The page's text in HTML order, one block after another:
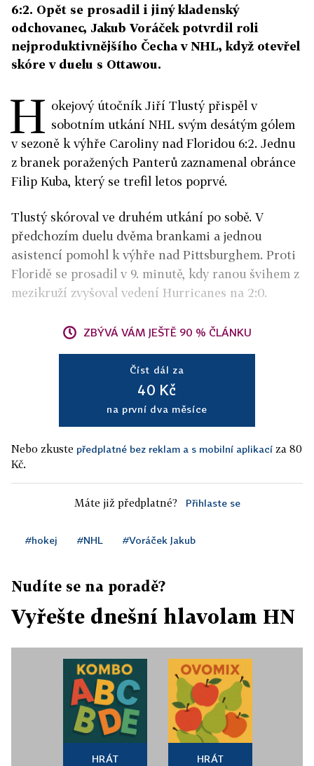
6:2. Opět se prosadil i jiný kladenský
odchovanec, Jakub Voráček potvrdil roli
nejproduktivnějšího Čecha v NHL, když otevřel
skóre v duelu s Ottawou.
H okejový útočník Jiří Tlustý přispěl v
sobotním utkání NHL svým desátým gólem
v sezoně k výhře Caroliny nad Floridou 6:2. Jednu
z branek poražených Panterů zaznamenal obránce
Filip Kuba, který se trefil letos poprvé.
Tlustý skóroval ve druhém utkání po sobě. V
předchozím duelu dvěma brankami a jednou
asistencí pomohl k výhře nad Pittsburghem. Proti
Floridě se prosadil v 9. minutě, kdy ranou švihem z
mezikruží zvyšoval vedení Hurricanes na 2:0.
ZBÝVÁ VÁM JEŠTĚ 90 % ČLÁNKU
Číst dál za
40 Kč
na první dva měsíce
Nebo zkuste předplatné bez reklam a s mobilní aplikací za 80
Kč.
Máte již předplatné? Přihlaste se
#hokej #NHL #Voráček Jakub
Nudíte se na poradě?
Vyřešte dnešní hlavolam HN
HRÁT HRÁT